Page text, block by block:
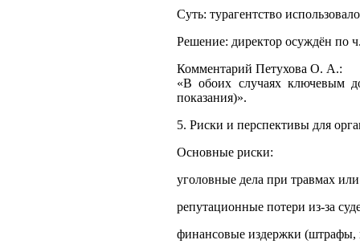
Суть: турагентство
Решение: директор осуждён по
Комментарий Петухова О. А.:
«В обоих случаях ключевым
показания)».
5. Риски и перспективы для
Основные риски:
уголовные дела при травмах
репутационные потери из‑за
финансовые издержки (штрафы,